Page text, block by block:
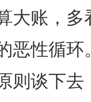
大账，
恶性循
则谈下